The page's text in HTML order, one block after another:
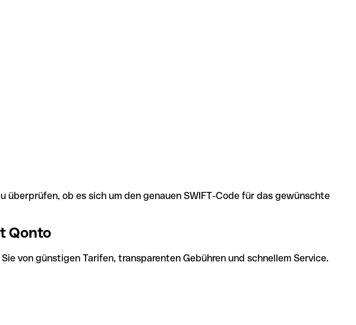
ob es sich um den genauen SWIFT-Code für das gewünschte
Qonto
von günstigen Tarifen, transparenten Gebühren und schnellem Service.